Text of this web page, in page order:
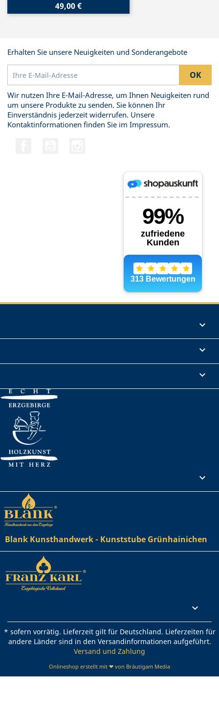
49,00 €
Erhalten Sie unsere Neuigkeiten und Sonderangebote
Wir nutzen Ihre E-Mail-Adresse, um Ihnen Neuigkeiten rund
um unsere Produkte zu senden. Sie können Ihr
Einverständnis jederzeit widerrufen. Unsere
Kontaktinformationen finden Sie im Impressum.




Blank Kunsthandwerk - Kunststube Grünhainichen

* sofern vorrätig. Lieferzeit gilt für Deutschland. Lieferzeiten für
andere Länder sind in den Versandinformationen aufgeführt.
Versand und Zahlung
Onlineshop erstellt mit ❤ von Bräutigam Media